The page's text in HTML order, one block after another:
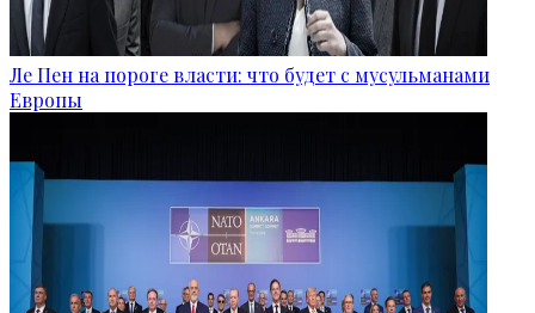
Ле Пен на пороге власти: что будет с мусульманами
Европы